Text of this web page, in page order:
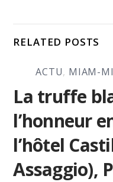
RELATED POSTS
ACTU, MIAM-
La truffe
l’honneur
l’hôtel
Assaggio),